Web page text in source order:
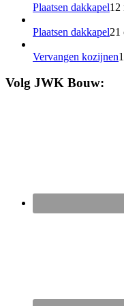
Plaatsen dakkapel12
Plaatsen dakkapel21
Vervangen kozijnen
Volg JWK Bouw: